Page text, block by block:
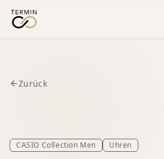
Zurück
CASIO Collection Men Uhren